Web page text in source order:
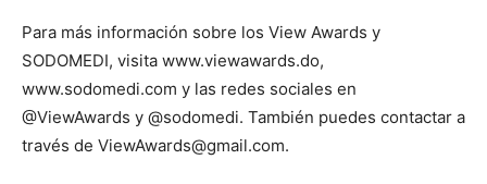
Para más información sobre los View Awards y
SODOMEDI, visita www.viewawards.do,
www.sodomedi.com y las redes sociales en
@ViewAwards y @sodomedi. También puedes contactar a
través de ViewAwards@gmail.com.